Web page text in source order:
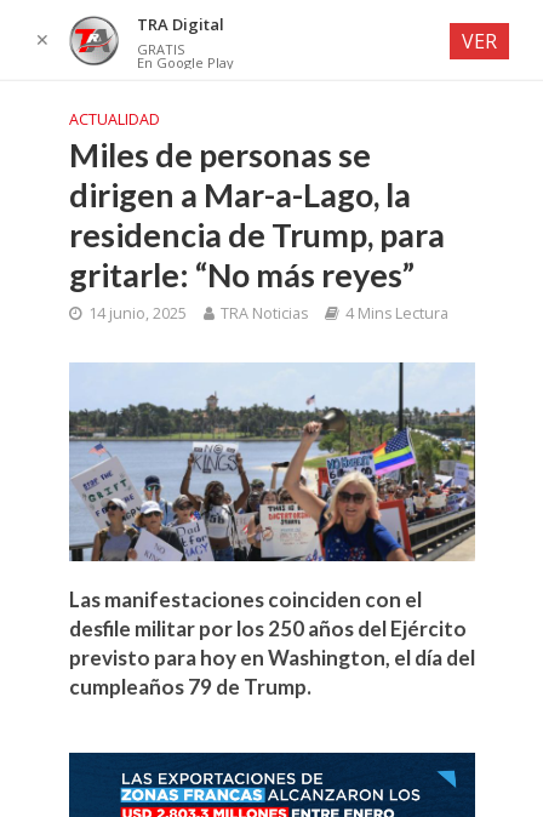
ACTUALIDAD
Miles de personas se
dirigen a Mar-a-Lago, la
residencia de Trump, para
gritarle: “No más reyes”
14 junio, 2025 TRA Noticias 4 Mins Lectura
Las manifestaciones coinciden con el
desfile militar por los 250 años del Ejército
previsto para hoy en Washington, el día del
cumpleaños 79 de Trump.
✕
TRA Digital
GRATIS
En Google Play
VER